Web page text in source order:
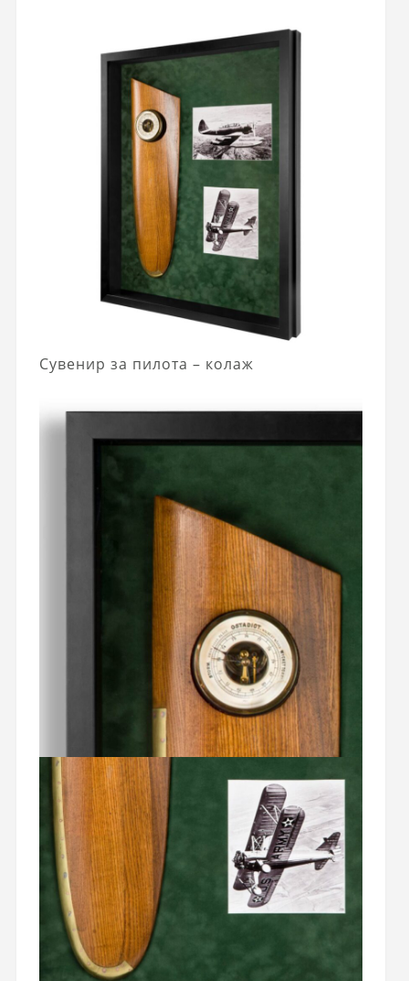
Сувенир за пилота – колаж